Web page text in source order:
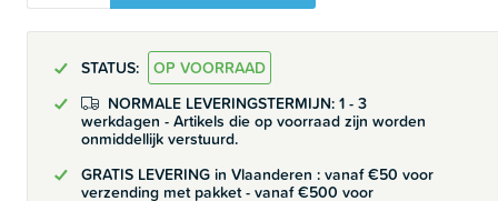
STATUS:
OP VOORRAAD
NORMALE LEVERINGSTERMIJN: 1 - 3
werkdagen - Artikels die op voorraad zijn worden
onmiddellijk verstuurd.
GRATIS LEVERING in Vlaanderen : vanaf €50 voor
verzending met pakket - vanaf €500 voor